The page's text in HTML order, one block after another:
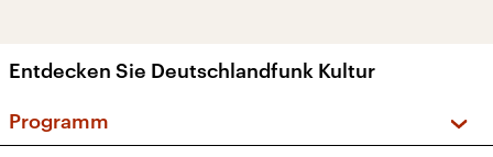
Entdecken Sie Deutschlandfunk Kultur
Programm